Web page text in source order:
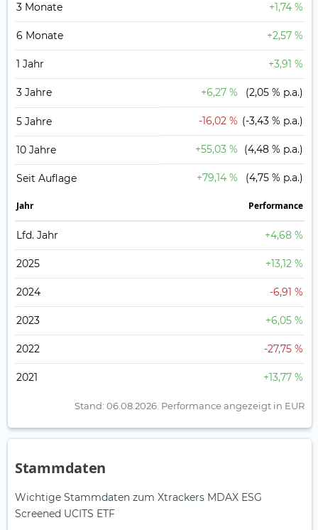
3 Monate +1,74 %
6 Monate +2,57 %
1 Jahr +3,91 %
3 Jahre +6,27 % (2,05 % p.a.)
5 Jahre -16,02 % (-3,43 % p.a.)
10 Jahre +55,03 % (4,48 % p.a.)
Seit Auflage +79,14 % (4,75 % p.a.)
Jahr Perfor­mance
Lfd. Jahr +4,68 %
2025 +13,12 %
2024 -6,91 %
2023 +6,05 %
2022 -27,75 %
2021 +13,77 %
Stand: 06.08.2026. Performance angezeigt in EUR
Stammdaten
Wichtige Stammdaten zum Xtrackers MDAX ESG
Screened UCITS ETF